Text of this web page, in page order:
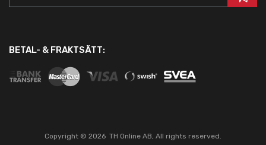
BETAL- & FRAKTSÄTT:
Copyright © 2026 TH Online AB, All rights reserved.